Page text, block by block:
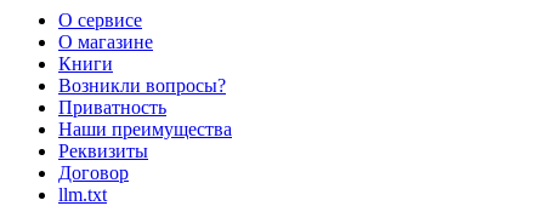
О сервисе
О магазине
Книги
Возникли вопросы?
Приватность
Наши преимущества
Реквизиты
Договор
llm.txt